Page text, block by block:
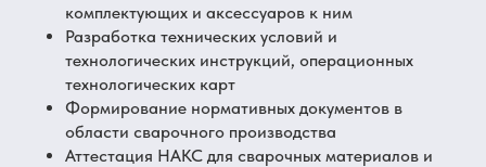
комплектующих и аксессуаров к ним
Разработка технических условий и
технологических инструкций, операционных
технологических карт
Формирование нормативных документов в
области сварочного производства
Аттестация НАКС для сварочных материалов и